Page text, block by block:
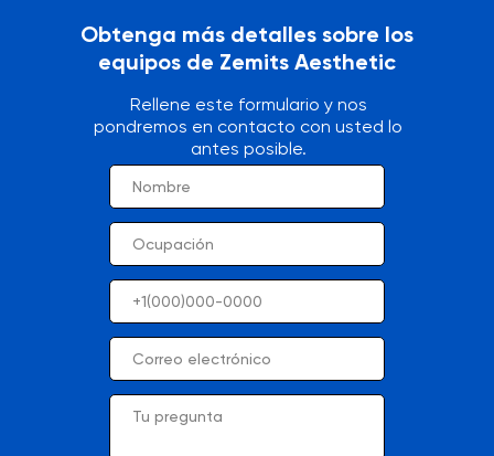
Obtenga más detalles sobre los
equipos de Zemits Aesthetic
Rellene este formulario y nos
pondremos en contacto con usted lo
antes posible.